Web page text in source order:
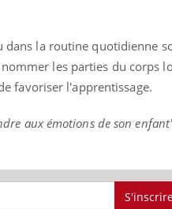
dans la routine quotidienne
les parties du corps
favoriser l'apprentissage.
aux émotions de son